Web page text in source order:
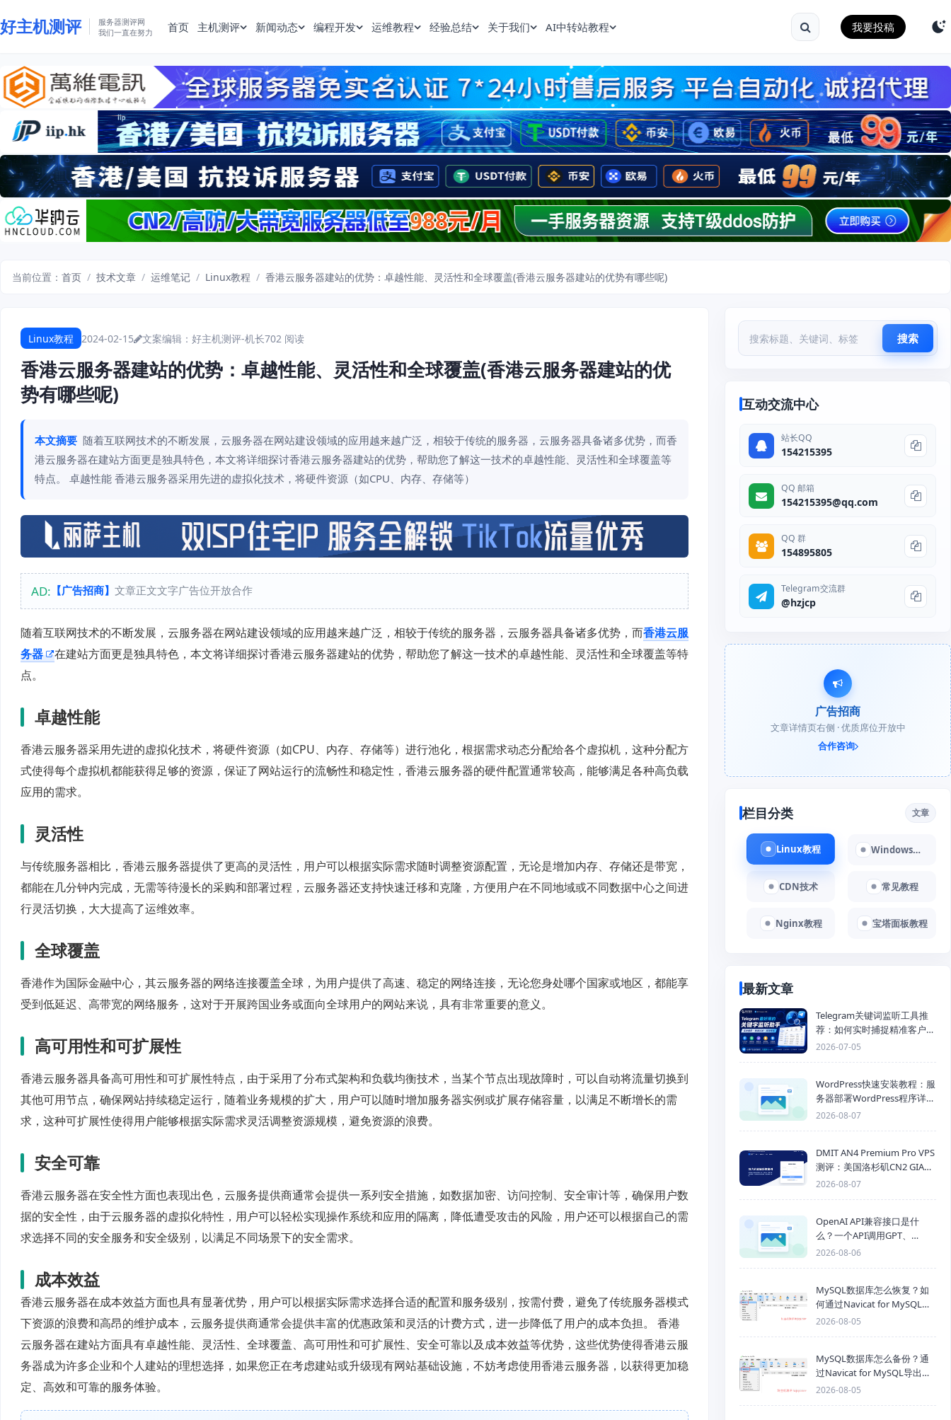
好主机测评
服务器测评网
我们一直在努力
首页 主机测评 新闻动态 编程开发 运维教程 经验总结 关于我们 AI中转站教程 我要投稿
当前位置： 首页 / 技术文章 / 运维笔记 / Linux教程 / 香港云服务器建站的优势：卓越性能、灵活性和全球覆盖(香港云服务器建站的优势有哪些呢)
Linux教程 2024-02-15 文案编辑：好主机测评-机长702 阅读
香港云服务器建站的优势：卓越性能、灵活性和全球覆盖(香港云服务器建站的优
势有哪些呢)
本文摘要 随着互联网技术的不断发展，云服务器在网站建设领域的应用越来越广泛，相较于传统的服务器，云服务器具备诸多优势，而香
港云服务器在建站方面更是独具特色，本文将详细探讨香港云服务器建站的优势，帮助您了解这一技术的卓越性能、灵活性和全球覆盖等
特点。 卓越性能 香港云服务器采用先进的虚拟化技术，将硬件资源（如CPU、内存、存储等）
AD: 【广告招商】 文章正文文字广告位开放合作
随着互联网技术的不断发展，云服务器在网站建设领域的应用越来越广泛，相较于传统的服务器，云服务器具备诸多优势，而香港云服
务器
在建站方面更是独具特色，本文将详细探讨香港云服务器建站的优势，帮助您了解这一技术的卓越性能、灵活性和全球覆盖等特
点。
卓越性能
香港云服务器采用先进的虚拟化技术，将硬件资源（如CPU、内存、存储等）进行池化，根据需求动态分配给各个虚拟机，这种分配方
式使得每个虚拟机都能获得足够的资源，保证了网站运行的流畅性和稳定性，香港云服务器的硬件配置通常较高，能够满足各种高负载
应用的需求。
灵活性
与传统服务器相比，香港云服务器提供了更高的灵活性，用户可以根据实际需求随时调整资源配置，无论是增加内存、存储还是带宽，
都能在几分钟内完成，无需等待漫长的采购和部署过程，云服务器还支持快速迁移和克隆，方便用户在不同地域或不同数据中心之间进
行灵活切换，大大提高了运维效率。
全球覆盖
香港作为国际金融中心，其云服务器的网络连接覆盖全球，为用户提供了高速、稳定的网络连接，无论您身处哪个国家或地区，都能享
受到低延迟、高带宽的网络服务，这对于开展跨国业务或面向全球用户的网站来说，具有非常重要的意义。
高可用性和可扩展性
香港云服务器具备高可用性和可扩展性特点，由于采用了分布式架构和负载均衡技术，当某个节点出现故障时，可以自动将流量切换到
其他可用节点，确保网站持续稳定运行，随着业务规模的扩大，用户可以随时增加服务器实例或扩展存储容量，以满足不断增长的需
求，这种可扩展性使得用户能够根据实际需求灵活调整资源规模，避免资源的浪费。
安全可靠
香港云服务器在安全性方面也表现出色，云服务提供商通常会提供一系列安全措施，如数据加密、访问控制、安全审计等，确保用户数
据的安全性，由于云服务器的虚拟化特性，用户可以轻松实现操作系统和应用的隔离，降低遭受攻击的风险，用户还可以根据自己的需
求选择不同的安全服务和安全级别，以满足不同场景下的安全需求。
成本效益
香港云服务器在成本效益方面也具有显著优势，用户可以根据实际需求选择合适的配置和服务级别，按需付费，避免了传统服务器模式
下资源的浪费和高昂的维护成本，云服务提供商通常会提供丰富的优惠政策和灵活的计费方式，进一步降低了用户的成本负担。 香港
云服务器在建站方面具有卓越性能、灵活性、全球覆盖、高可用性和可扩展性、安全可靠以及成本效益等优势，这些优势使得香港云服
务器成为许多企业和个人建站的理想选择，如果您正在考虑建站或升级现有网站基础设施，不妨考虑使用香港云服务器，以获得更加稳
定、高效和可靠的服务体验。
搜索
互动交流中心
站长QQ
154215395
QQ 邮箱
154215395@qq.com
QQ 群
154895805
Telegram交流群
@hzjcp
广告招商
文章详情页右侧 · 优质席位开放中
合作咨询
栏目分类 文章
Linux教程 Windows教程
CDN技术 常见教程
Nginx教程 宝塔面板教程
最新文章
Telegram关键词监听工具推
荐：如何实时捕捉精准客户，
提高获客效率？
2026-07-05
WordPress快速安装教程：服
务器部署WordPress程序详细
步骤
2026-08-07
DMIT AN4 Premium Pro VPS
测评：美国洛杉矶CN2 GIA三
网优化线路性能测试
2026-08-07
OpenAI API兼容接口是什
么？一个API调用GPT、
Claude、Gemini、DeepSeek
2026-08-06
MySQL数据库怎么恢复？如
何通过Navicat for MySQL导
入SQL备份文件
2026-08-05
MySQL数据库怎么备份？通
过Navicat for MySQL导出
Mysql数据库为SQL格式备份
2026-08-05